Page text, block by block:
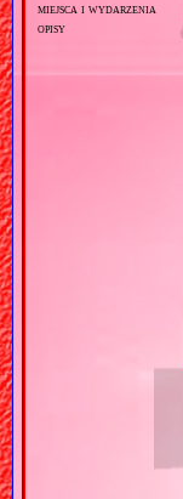
miejsca i wydarzenia
opisy